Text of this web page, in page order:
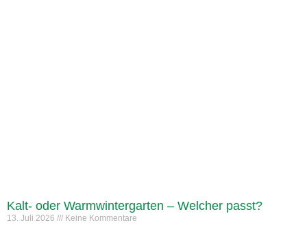
Kalt- oder Warmwintergarten – Welcher passt?
13. Juli 2026 Keine Kommentare